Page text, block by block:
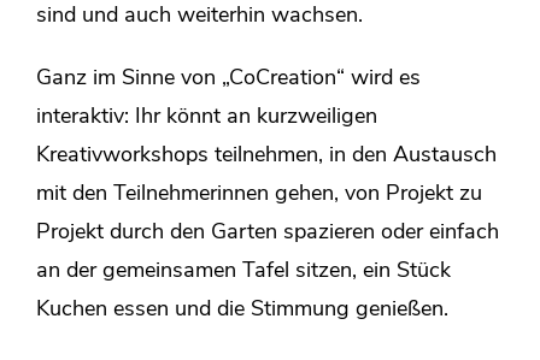
sind und auch weiterhin wachsen.
Ganz im Sinne von „CoCreation“ wird es
interaktiv: Ihr könnt an kurzweiligen
Kreativworkshops teilnehmen, in den Austausch
mit den Teilnehmerinnen gehen, von Projekt zu
Projekt durch den Garten spazieren oder einfach
an der gemeinsamen Tafel sitzen, ein Stück
Kuchen essen und die Stimmung genießen.